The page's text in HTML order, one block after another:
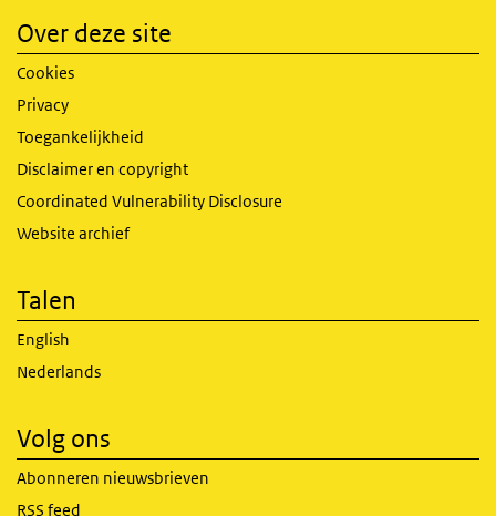
Over deze site
Cookies
Privacy
Toegankelijkheid
Disclaimer en copyright
Coordinated Vulnerability Disclosure
Website archief
Talen
English
Nederlands
Volg ons
Abonneren nieuwsbrieven
RSS feed